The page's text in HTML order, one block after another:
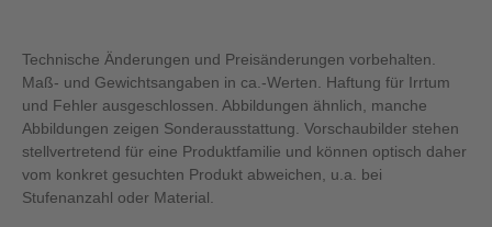
Technische Änderungen und Preisänderungen vorbehalten.
Maß- und Gewichtsangaben in ca.-Werten. Haftung für Irrtum
und Fehler ausgeschlossen. Abbildungen ähnlich, manche
Abbildungen zeigen Sonderausstattung. Vorschaubilder stehen
stellvertretend für eine Produktfamilie und können optisch daher
vom konkret gesuchten Produkt abweichen, u.a. bei
Stufenanzahl oder Material.